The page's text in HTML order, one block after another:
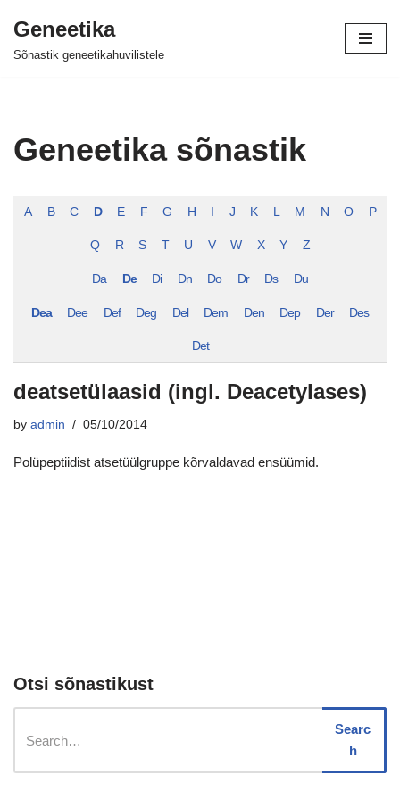
Skip
Geneetika
Sõnastik geneetikahuvilistele
Geneetika sõnastik
A B C D E F G H J K L M N O P
Q R S T U V W X Y Z
Da De Di Dn Do Dr Ds Du
Dea Dee Def Deg Del Dem Den Dep Der Des
Det
deatsetülaasid (ingl. Deacetylases)
by admin 05/10/2014
Polüpeptiidist atsetüülgruppe kõrvaldavad ensüümid.
Otsi sõnastikust
Searc
h